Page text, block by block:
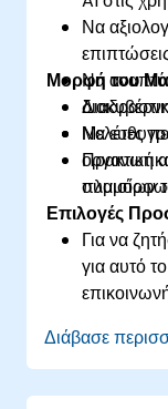
Να
Να
Να
Μορφή του
Μελέτες
Πρακτική
πλαισίων
Επιλογές
Για να
για αυτό
Διάβασε